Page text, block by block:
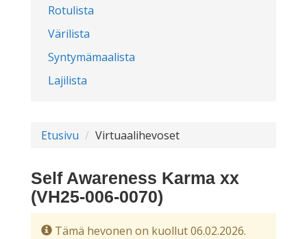
Rotulista
Värilista
Syntymämaalista
Lajilista
Etusivu Virtuaalihevoset
Self Awareness Karma xx
(VH25-006-0070)
Tämä hevonen on kuollut 06.02.2026.